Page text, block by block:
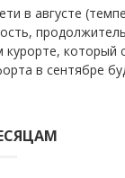
в августе
который
в сентябре